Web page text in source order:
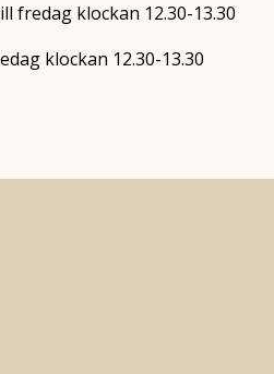
fredag klockan 12.30-13.30
klockan 12.30-13.30